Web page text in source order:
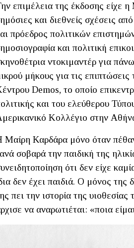
επιμέλεια της έκδοσης είχε
και διεθνείς σχέσεις
πρόεδρος πολιτικών
και πολιτική
ντοκιμαντέρ για
μήκους για τις
Demos, το οποίο
και του ελεύθερου
Κολλέγιο στην
Μαίρη Καρδάρα μόνο όταν
σοβαρά την παιδική της
ότι δεν είχε
δεν έχει παιδιά. Ο μόνος της
πει την ιστορία της
να αναρωτιέται: «ποια